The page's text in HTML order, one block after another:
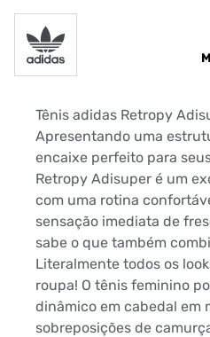
Tênis adidas Retropy
Apresentando uma
encaixe perfeito para
Retropy Adisuper é um
com uma rotina
sensação imediata de
sabe o que também
Literalmente todos os
roupa! O tênis feminino
dinâmico em cabedal em
sobreposições de